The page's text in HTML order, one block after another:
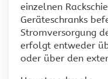
einzelnen
Geräteschranks
Stromversorgung
erfolgt entweder
oder über den